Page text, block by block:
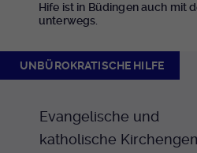
Hife ist in Büdingen auch mit
unterwegs.
UNBÜROKRATISCHE HILFE
Evangelische und
katholische